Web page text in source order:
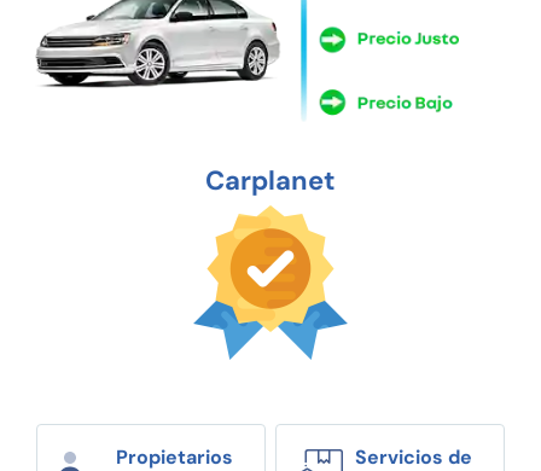
Carplanet
Propietarios
Servicios de